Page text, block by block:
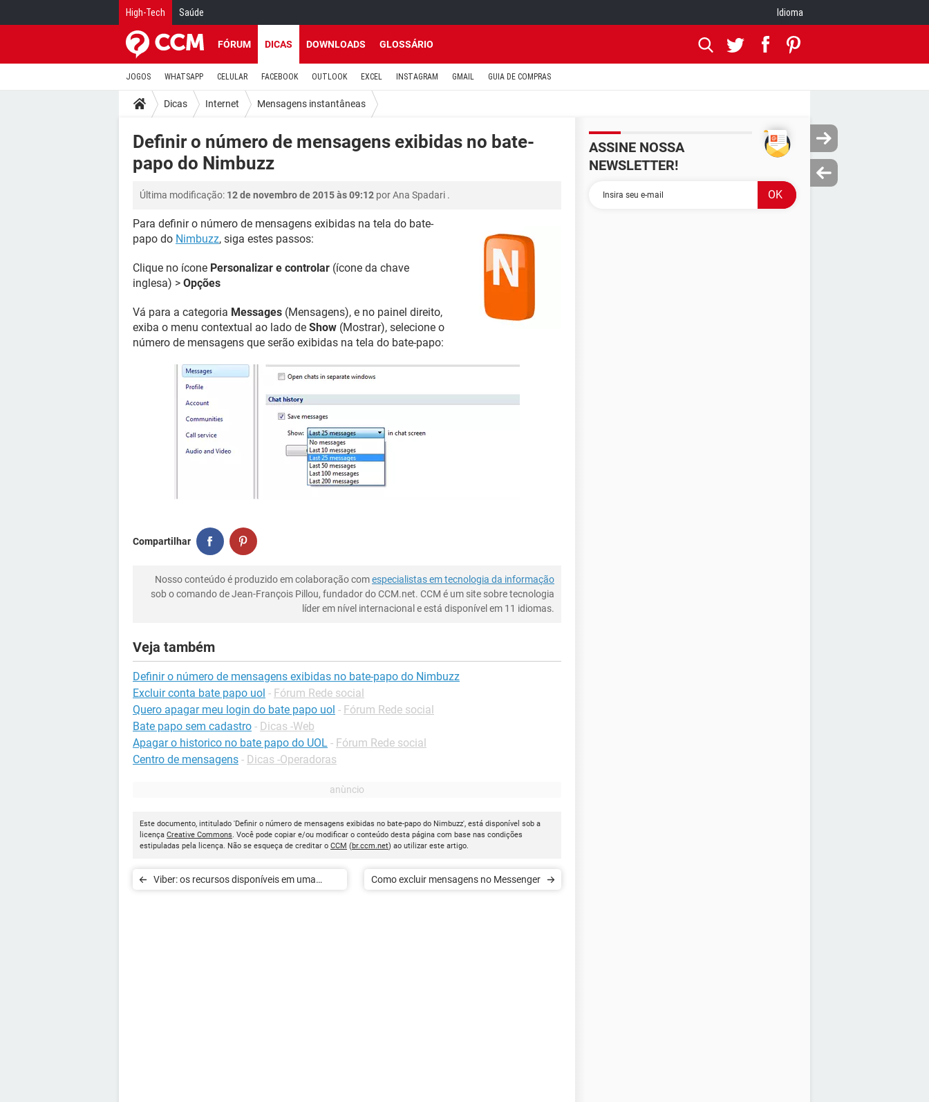
High-Tech Saúde Idioma
FÓRUM DICAS DOWNLOADS GLOSSÁRIO
JOGOS WHATSAPP CELULAR FACEBOOK OUTLOOK EXCEL INSTAGRAM GMAIL GUIA DE COMPRAS
Dicas Internet Mensagens instantâneas
Definir o número de mensagens exibidas no bate-
papo do Nimbuzz
Última modificação: 12 de novembro de 2015 às 09:12 porAna Spadari .
Para definir o número de mensagens exibidas na tela do bate-
papo do Nimbuzz, siga estes passos:
Clique no ícone Personalizar e controlar (ícone da chave
inglesa) > Opções
Vá para a categoria Messages (Mensagens), e no painel direito,
exiba o menu contextual ao lado de Show (Mostrar), selecione o
número de mensagens que serão exibidas na tela do bate-papo:
Compartilhar
Nosso conteúdo é produzido em colaboração comespecialistas em tecnologia da informação
sob o comando de Jean-François Pillou, fundador do CCM.net. CCM é um site sobre tecnologia
líder em nível internacional e está disponível em 11 idiomas.
Veja também
Definir o número de mensagens exibidas no bate-papo do Nimbuzz
Excluir conta bate papo uol - Fórum Rede social
Quero apagar meu login do bate papo uol - Fórum Rede social
Bate papo sem cadastro - Dicas -Web
Apagar o historico no bate papo do UOL - Fórum Rede social
Centro de mensagens - Dicas -Operadoras
Este documento, intitulado 'Definir o número de mensagens exibidas no bate-papo do Nimbuzz', está disponível sob a
licença Creative Commons. Você pode copiar e/ou modificar o conteúdo desta página com base nas condições
estipuladas pela licença. Não se esqueça de creditar o CCM (br.ccm.net) ao utilizar este artigo.
Viber: os recursos disponíveis em uma
Como excluir mensagens no Messenger
ASSINE NOSSA
NEWSLETTER!